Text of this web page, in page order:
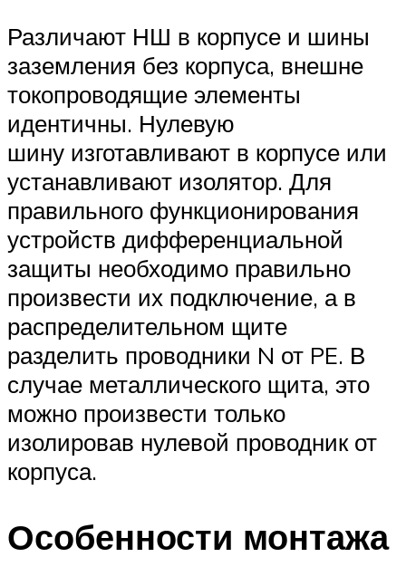
Различают НШ в корпусе и шины
заземления без корпуса, внешне
токопроводящие элементы
идентичны. Нулевую
шину изготавливают в корпусе или
устанавливают изолятор. Для
правильного функционирования
устройств дифференциальной
защиты необходимо правильно
произвести их подключение, а в
распределительном щите
разделить проводники N от PE. В
случае металлического щита, это
можно произвести только
изолировав нулевой проводник от
корпуса.
Особенности монтажа